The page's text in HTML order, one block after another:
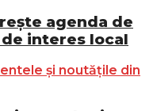
agenda de
interes local